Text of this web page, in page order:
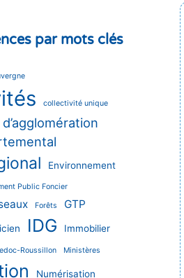
par mots clés
collectivité unique
Environnement
Public Foncier
Forêts
GTP
IDG Immobilier
Roussillon Ministères
Numérisation